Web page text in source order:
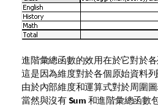
進階彙總函數的效用在於它對於各
這是因為維度對於各個原始資料列
由於內部維度和運算式對於周圍
當然與沒有Sum 和進階彙總函數